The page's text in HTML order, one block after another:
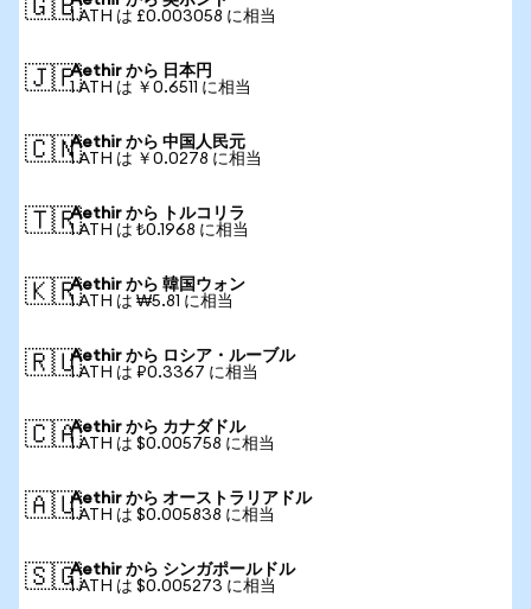
🇬🇧1 ATH は £0.003058 に相当
🇯🇵Aethir から 日本円
1 ATH は ￥0.6511 に相当
🇨🇳Aethir から 中国人民元
1 ATH は ￥0.0278 に相当
🇹🇷Aethir から トルコリラ
1 ATH は ₺0.1968 に相当
🇰🇷Aethir から 韓国ウォン
1 ATH は ₩5.81 に相当
🇷🇺Aethir から ロシア・ルーブル
1 ATH は ₽0.3367 に相当
🇨🇦Aethir から カナダドル
1 ATH は $0.005758 に相当
🇦🇺Aethir から オーストラリアドル
1 ATH は $0.005838 に相当
🇸🇬Aethir から シンガポールドル
1 ATH は $0.005273 に相当